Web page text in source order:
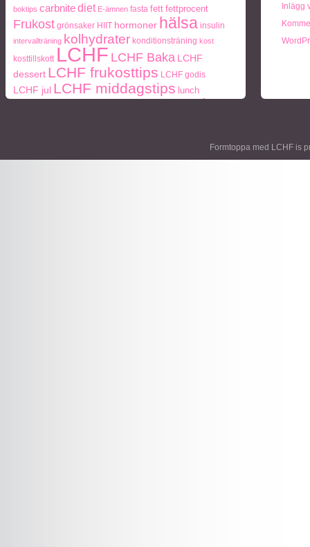
boktips carbnitediet E-ämnen fasta fett fettprocent
Frukost grönsaker HIIT hormoner hälsa insulin
intervallträning kolhydrater konditionsträning kost
kosttillskott LCHF LCHF Baka LCHF
dessert LCHF frukosttips LCHF godis
LCHF jul LCHF middagstips lunch
paleo
Inlägg
Formtoppa med LCHF is